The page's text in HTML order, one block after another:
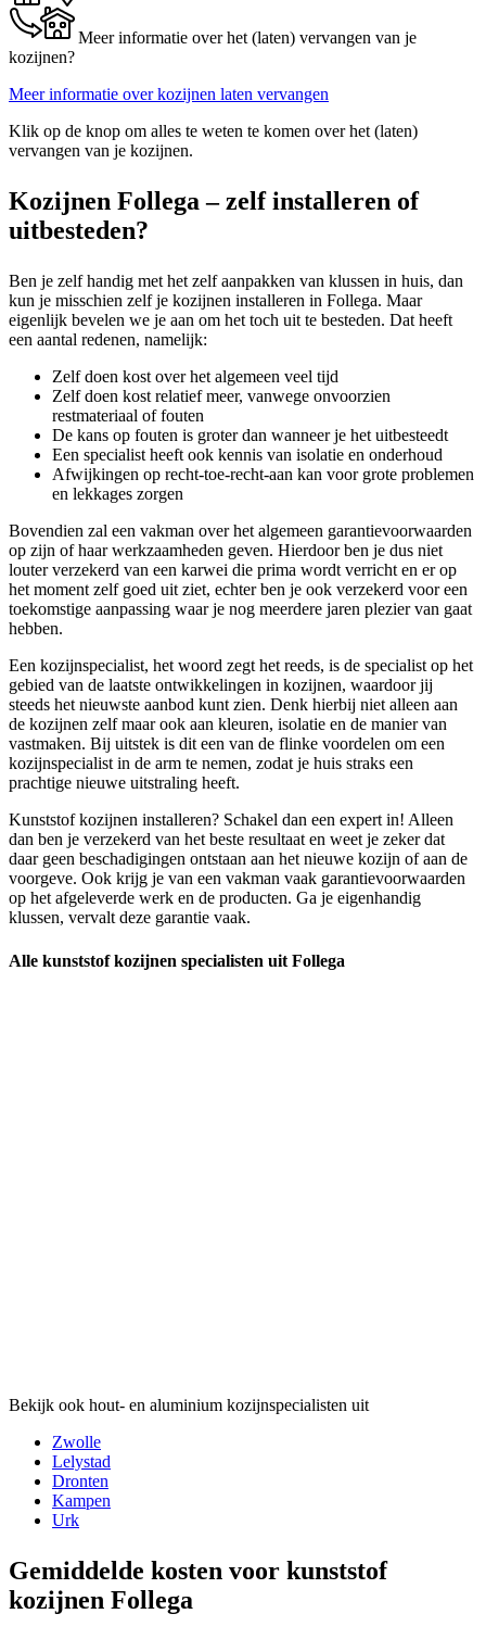
Meer informatie over het (laten) vervangen van je
kozijnen?
Meer informatie over kozijnen laten vervangen
Klik op de knop om alles te weten te komen over het (laten)
vervangen van je kozijnen.
Kozijnen Follega – zelf installeren of
uitbesteden?
Ben je zelf handig met het zelf aanpakken van klussen in huis, dan
kun je misschien zelf je kozijnen installeren in Follega. Maar
eigenlijk bevelen we je aan om het toch uit te besteden. Dat heeft
een aantal redenen, namelijk:
Zelf doen kost over het algemeen veel tijd
Zelf doen kost relatief meer, vanwege onvoorzien
restmateriaal of fouten
De kans op fouten is groter dan wanneer je het uitbesteedt
Een specialist heeft ook kennis van isolatie en onderhoud
Afwijkingen op recht-toe-recht-aan kan voor grote problemen
en lekkages zorgen
Bovendien zal een vakman over het algemeen garantievoorwaarden
op zijn of haar werkzaamheden geven. Hierdoor ben je dus niet
louter verzekerd van een karwei die prima wordt verricht en er op
het moment zelf goed uit ziet, echter ben je ook verzekerd voor een
toekomstige aanpassing waar je nog meerdere jaren plezier van gaat
hebben.
Een kozijnspecialist, het woord zegt het reeds, is de specialist op het
gebied van de laatste ontwikkelingen in kozijnen, waardoor jij
steeds het nieuwste aanbod kunt zien. Denk hierbij niet alleen aan
de kozijnen zelf maar ook aan kleuren, isolatie en de manier van
vastmaken. Bij uitstek is dit een van de flinke voordelen om een
kozijnspecialist in de arm te nemen, zodat je huis straks een
prachtige nieuwe uitstraling heeft.
Kunststof kozijnen installeren? Schakel dan een expert in! Alleen
dan ben je verzekerd van het beste resultaat en weet je zeker dat
daar geen beschadigingen ontstaan aan het nieuwe kozijn of aan de
voorgeve. Ook krijg je van een vakman vaak garantievoorwaarden
op het afgeleverde werk en de producten. Ga je eigenhandig
klussen, vervalt deze garantie vaak.
Alle kunststof kozijnen specialisten uit Follega
Bekijk ook hout- en aluminium kozijnspecialisten uit
Zwolle
Lelystad
Dronten
Kampen
Urk
Gemiddelde kosten voor kunststof
kozijnen Follega